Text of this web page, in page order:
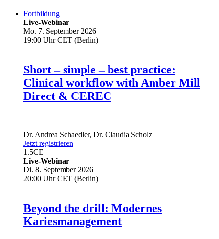
Fortbildung
Live-Webinar
Mo. 7. September 2026
19:00 Uhr CET (Berlin)
Short – simple – best practice:
Clinical workflow with Amber Mill
Direct & CEREC
Dr. Andrea Schaedler, Dr. Claudia Scholz
Jetzt registrieren
1.5CE
Live-Webinar
Di. 8. September 2026
20:00 Uhr CET (Berlin)
Beyond the drill: Modernes
Kariesmanagement